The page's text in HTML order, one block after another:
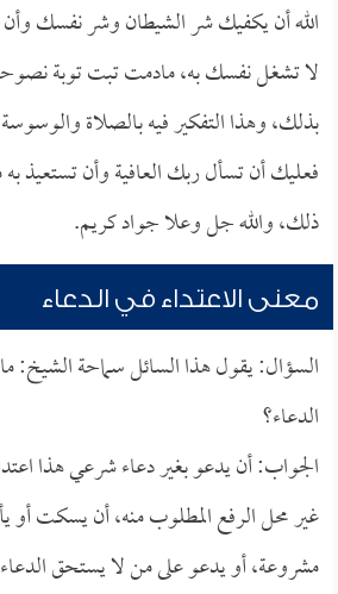
الله أن يكفيك شر الشيطان وشر نفسك
لا تشغل نفسك به، مادمت تبت توبة
بذلك، وهذا التفكير فيه بالصلاة
فعليك أن تسأل ربك العافية وأن تستعيذ
ذلك، والله جل وعلا جواد كريم.
معنى الاعتداء في الدعاء
السؤال: يقول هذا السائل سماحة الشيخ:
الدعاء؟
الجواب: أن يدعو بغير دعاء شرعي هذا
غير محل الرفع المطلوب منه، أن يسكت أو
مشروعة، أو يدعو على من لا يستحق